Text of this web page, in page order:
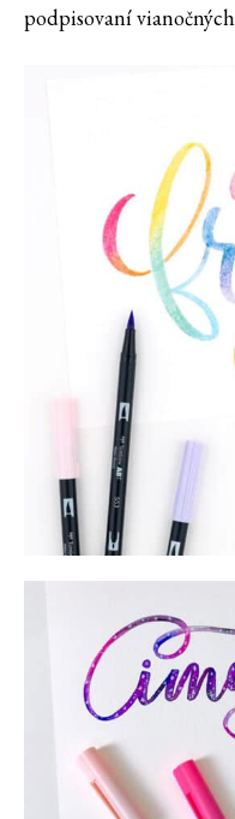
podpisovaní